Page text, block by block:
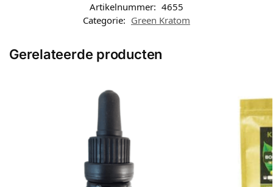
Artikelnummer: 4655
Categorie: Green Kratom
Gerelateerde producten